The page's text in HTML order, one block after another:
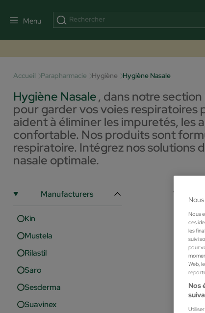
Menu
Accueil Parapharmacie Hygiène Hygiène Nasale
Hygiène Nasale, dans notre
pour garder vos voies respiratoires
aident à éliminer les impuretés, les
confortable. Nos produits sont
respiratoire. Intégrez nos
nasale optimale.
Manufacturers
Kin
Mustela
Rilastil
Saro
Sesderma
Suavinex
-
Nous
des
les
suivi
pour
Web,
Nos